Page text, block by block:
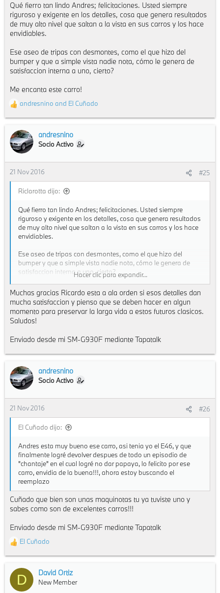
:Qué fierro tan lindo Andres; felicitaciones. Usted siempre
riguroso y exigente en los detalles, cosa que genera resultados
de muy alto nivel que saltan a la vista en sus carros y los hace
envidiables.
Ese aseo de tripas con desmontes, como el que hizo del
bumper y que a simple vista nadie nota, cómo le genera de
satisfaccion interna a uno, cierto?
Me encanta este carro!
R
e
c
t
o
n
andresnino and El Cuñado
andresnino
Socio Activo
21 Nov 2016 #25
Riclarotta dijo:
Qué fierro tan lindo Andres; felicitaciones. Usted siempre
riguroso y exigente en los detalles, cosa que genera resultados
de muy alto nivel que saltan a la vista en sus carros y los hace
envidiables.
Ese aseo de tripas con desmontes, como el que hizo del
bumper y que a simple vista nadie nota, cómo le genera de
satisfaccion interna a uno, cierto?
Me encanta este carro!
Hacer clic para expandir...
Muchas gracias Ricardo esta a ala orden si esos detalles dan
mucha satisfaccion y pienso que se deben hacer en algun
momento para preservar la larga vida a estos futuros clasicos.
Saludos!
Enviado desde mi SM-G930F mediante Tapatalk
andresnino
Socio Activo
21 Nov 2016 #26
El Cuñado dijo:
Andres esta muy bueno ese carro, asi tenia yo el E46, y que
finalmente logré devolver despues de todo un episodio de
"chantaje" en el cual logré no dar papaya, lo felicito por ese
carro, envidia de la buena!!!, ahora estoy buscando el
reemplazo
Cuñado que bien son unas maquinotas tu ya tuviste uno y
sabes como son de excelentes carros!!!
Enviado desde mi SM-G930F mediante Tapatalk
R
e
c
t
El Cuñado
D David Ortiz
New Member